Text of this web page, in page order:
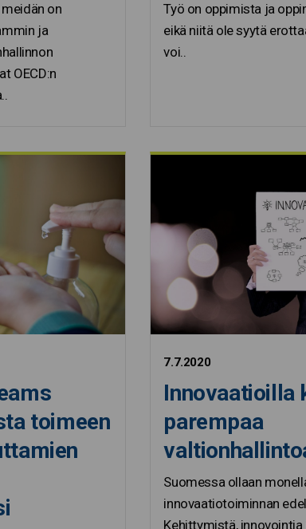
on
ja
OECD:n
Työ on oppimista ja
eikä niitä ole syytä
voi..
toimeen
7.7.2020
Innovaatioilla
parempaa
Suomessa ollaan
innovaatiotoiminnan
Kehittymistä,